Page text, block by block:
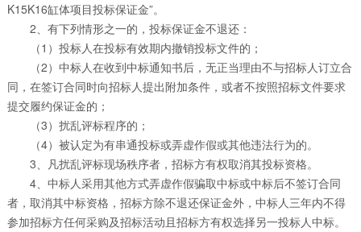
K15K16缸体项目投标保证金”。
2、有下列情形之一的，投标保证金不退还：
（1）投标人在投标有效期内撤销投标文件的；
（2）中标人在收到中标通知书后，无正当理由不与招标人订立合
同，在签订合同时向招标人提出附加条件，或者不按照招标文件要求
提交履约保证金的；
（3）扰乱评标程序的；
（4）被认定为有串通投标或弄虚作假或其他违法行为的。
3、凡扰乱评标现场秩序者，招标方有权取消其投标资格。
4、中标人采用其他方式弄虚作假骗取中标或中标后不签订合同
者，取消其中标资格，招标方除不退还保证金外，中标人三年内不得
参加招标方任何采购及招标活动且招标方有权选择另一投标人中标。